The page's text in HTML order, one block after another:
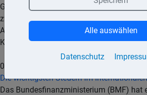
Gesetzes zu der Mehrseitigen
zwischen den zuständigen Behörden über
Austausch von Informationen nach dem
Kryptowerte () vor.mehr...
05.08.2026
Die wichtigsten Steuern im
Das Bundesfinanzministerium (BMF) hat
Datenschutz
Alle auswählen